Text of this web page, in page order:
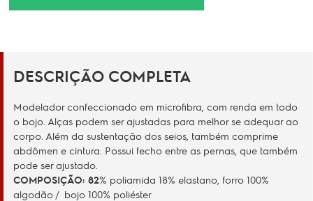
DESCRIÇÃO COMPLETA
Modelador confeccionado em microfibra, com renda em todo
o bojo. Alças podem ser ajustadas para melhor se adequar ao
corpo. Além da sustentação dos seios, também comprime
abdômen e cintura. Possui fecho entre as pernas, que também
pode ser ajustado.
COMPOSIÇÃO: 82% poliamida 18% elastano, forro 100%
algodão / bojo 100% poliéster